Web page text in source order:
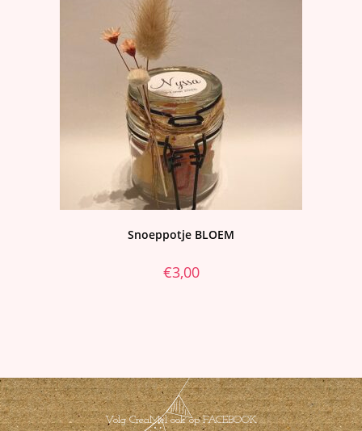
Snoeppotje BLOEM
€3,00
Volg CreaMel ook op FACEBOOK